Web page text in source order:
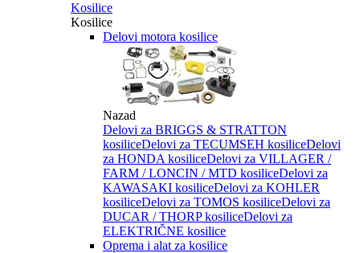
Kosilice
Kosilice
Delovi motora kosilice
Nazad
Delovi za BRIGGS & STRATTON
kosiliceDelovi za TECUMSEH kosiliceDelovi
za HONDA kosiliceDelovi za VILLAGER /
FARM / LONCIN / MTD kosiliceDelovi za
KAWASAKI kosiliceDelovi za KOHLER
kosiliceDelovi za TOMOS kosiliceDelovi za
DUCAR / THORP kosiliceDelovi za
ELEKTRIČNE kosilice
Oprema i alat za kosilice